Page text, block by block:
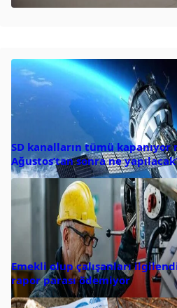
SD kanalların tümü kapanıyor
Ağustos’tan sonra ne
Emekli olup çalışanları
rapor parası ödemiyor